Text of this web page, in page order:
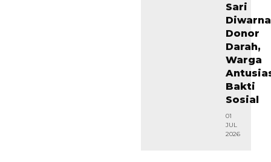
Sari
Donor
Darah,
Warga
Bakti
Sosial
01
JUL
2026